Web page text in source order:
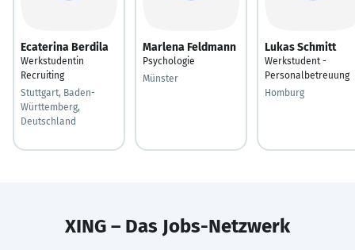
Ecaterina Berdila
Werkstudentin
Recruiting
Stuttgart, Baden-
Württemberg,
Deutschland
Marlena Feldmann
Psychologie
Münster
Lukas Schmitt
Werkstudent -
Personalbetreuung
Homburg
XING – Das Jobs-Netzwerk